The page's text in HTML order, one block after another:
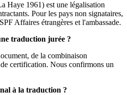
Haye 1961) est une légalisation
Pour les pays non signataires,
Affaires étrangères et l'ambassade.
traduction jurée ?
de la combinaison
certification. Nous confirmons un
à la traduction ?